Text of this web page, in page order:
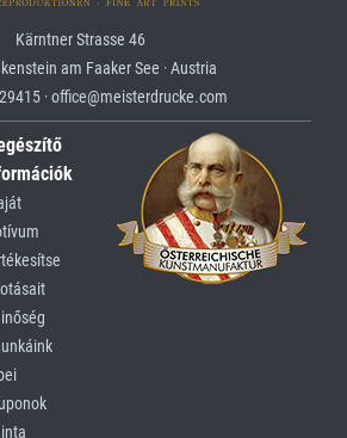
Kärntner Strasse 46
am Faaker See · Austria
· office@meisterdrucke.com